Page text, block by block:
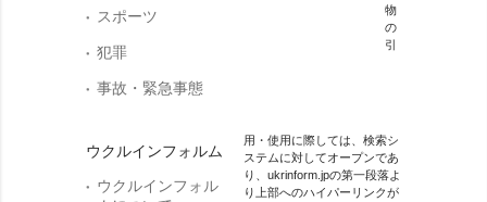
スポーツ
犯罪
事故・緊急事態
ウクルインフォルム
ウクルインフォル
物
の
引
用・使用に際しては、検索シ
ステムに対してオープンであ
り、ukrinform.jpの第一段落よ
り上部へのハイパーリンクが